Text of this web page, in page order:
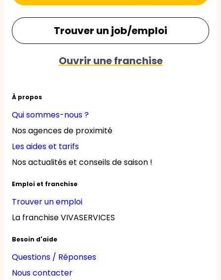
À propos
Qui sommes-nous ?
Nos agences de proximité
Les aides et tarifs
Nos actualités et conseils de saison !
Emploi et franchise
Trouver un emploi
La franchise VIVASERVICES
Besoin d'aide
Questions / Réponses
Nous contacter
Trouver un job/emploi
Ouvrir une franchise